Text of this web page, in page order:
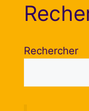
Rechercher